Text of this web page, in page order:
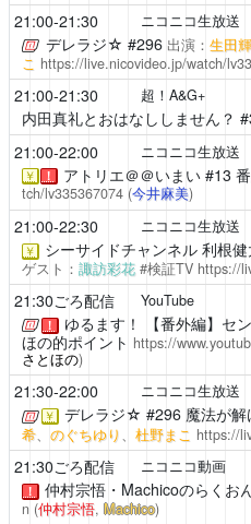
21:00-21:30 ニコニコ生放送
デレラジ☆ #296 出演： 生田輝
こ https://live.nicovideo.jp/watch/
21:00-21:30 超！A&G+
内田真礼とおはなししません？
21:00-22:00 ニコニコ生放送
￥ ！ アトリエ＠＠いまい#13
tch/lv335367074 (今井麻美)
21:00-22:30 ニコニコ生放送
￥ シーサイドチャンネル利根健
ゲスト： 諏訪彩花#検証TV https://
21:30ごろ配信 YouTube
！ ゆるます！
【番外編】セ
ほの的ポイント https://
さとほの)
21:30-22:00 ニコニコ生放送
￥ デレラジ☆ #296 魔法が解
希、 のぐちゆり 、 杜野まこ https://
21:30ごろ配信 ニコニコ動画
！ 仲村宗悟・Machicoのらくお
n (仲村宗悟, Machico)